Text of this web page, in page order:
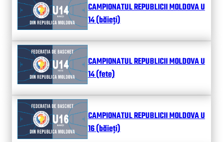
CAMPIONATUL REPUBLICII MOLDOVA U
14 (băieți)
CAMPIONATUL REPUBLICII MOLDOVA U
14 (fete)
CAMPIONATUL REPUBLICII MOLDOVA U
16 (băieți)